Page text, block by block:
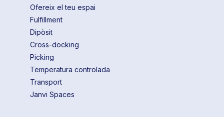
Ofereix el teu espai
Fulfillment
Dipòsit
Cross-docking
Picking
Temperatura controlada
Transport
Janvi Spaces